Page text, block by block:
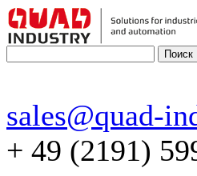
sales@quad-
+ 49 (2191)